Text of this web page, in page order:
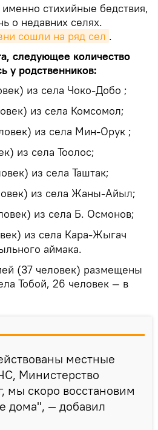
стихийные бедствия,
о недавних селях.
сошли на ряд сел .
следующее количество
у родственников:
из села Чоко-Добо ;
из села Комсомол;
из села Мин-Орук ;
из села Тоолос;
из села Таштак;
из села Жаны-Айыл;
из села Б. Осмонов;
из села Кара-Жыгач
аймака.
(37 человек) размещены
Тобой, 26 человек — в
местные
Министерство
мы скоро восстановим
дома", — добавил